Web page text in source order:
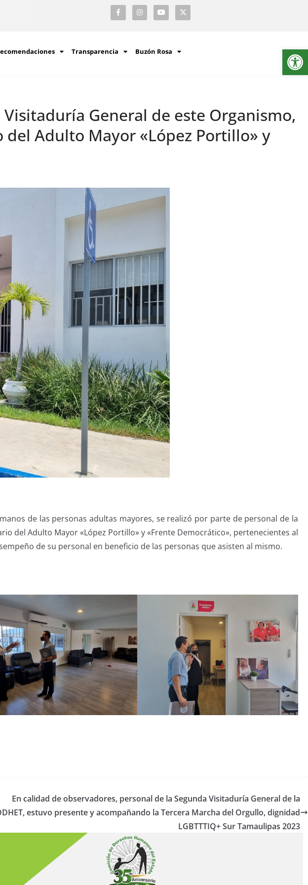
Transparencia Buzón Rosa
General de este Organismo,
Adulto Mayor «López Portillo» y
de las personas adultas mayores, se realizó por parte de personal de la
del Adulto Mayor «López Portillo» y «Frente Democrático», pertenecientes al
de su personal en beneficio de las personas que asisten al mismo.
En calidad de observadores, personal de la Segunda Visitaduría General de la
estuvo presente y acompañando la Tercera Marcha del Orgullo, dignidad
LGBTTTIQ+ Sur Tamaulipas 2023